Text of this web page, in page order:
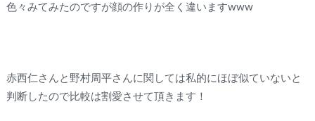
色々みてみたのですが顔の作りが全く違いますwww
赤西仁さんと野村周平さんに関しては私的にほぼ似ていないと
判断したので比較は割愛させて頂きます！